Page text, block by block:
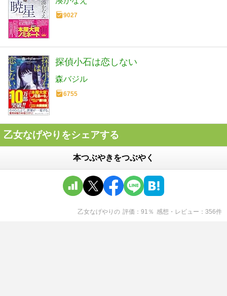
9027
探偵小石は恋しない
森バジル
6755
乙女なげやりをシェアする
本つぶやきをつぶやく
乙女なげやり の 評価 91 ％ 感想・レビュー 356件